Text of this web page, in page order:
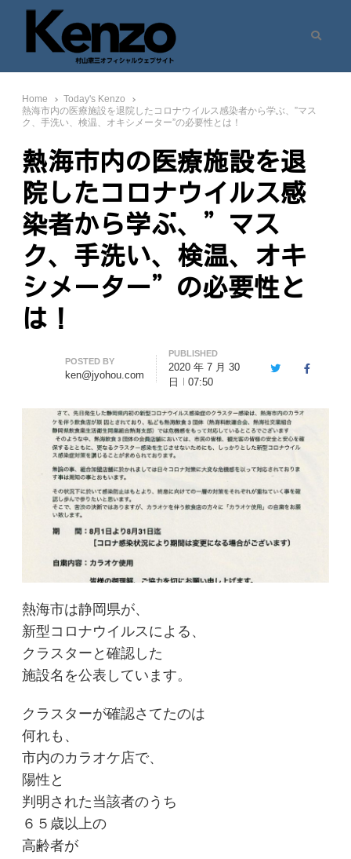
七転八起 – 村山憲三 Official Site
村山憲三ウェブサイト
Home
Today's Kenzo
熱海市内の医療施設を退院したコロナウイルス感染者から学ぶ、”マス
ク、手洗い、検温、オキシメーター”の必要性とは！
熱海市内の医療施設を退
院したコロナウイルス感
染者から学ぶ、”マス
ク、手洗い、検温、オキ
シメーター”の必要性と
は！
Author
POSTED BY
ken@jyohou.com
PUBLISHED
2020 年 7 月 30
日
07:50
TwitterFacebook
熱海市は静岡県が、
新型コロナウイルスによる、
クラスターと確認した
施設名を公表しています。
クラスターが確認さてたのは
何れも、
市内のカラオケ店で、
陽性と
判明された当該者のうち
６５歳以上の
高齢者が